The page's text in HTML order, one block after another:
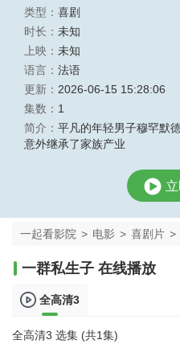
类型： 喜剧
时长： 未知
上映： 未知
语言： 法语
更新： 2026-06-15 15:28:06
集数： 1
简介： 平凡的年轻男子穆罕默
意外继承了家族产业
一起看影院 > 电影 > 喜剧片 >
一群私生子 在线播放
全高清3
全高清3 选集 (共1集)